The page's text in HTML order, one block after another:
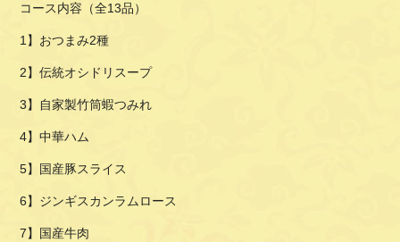
コース内容（全13品）
1】おつまみ2種
2】伝統オシドリスープ
3】自家製竹筒蝦つみれ
4】中華ハム
5】国産豚スライス
6】ジンギスカンラムロース
7】国産牛肉